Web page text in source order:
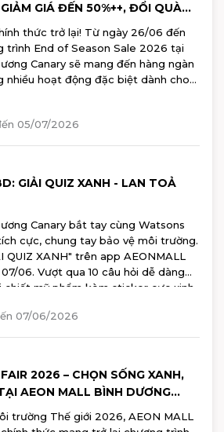
GIÁ ĐẾN 50%++, ĐỔI QUÀ
thức trở lại! Từ ngày 26/06 đến
trình End of Season Sale 2026 tại
Canary sẽ mang đến hàng ngàn
nhiều hoạt động đặc biệt dành cho
05/07/2026
GIẢI QUIZ XANH - LAN TOẢ
Canary bắt tay cùng Watsons
cực, chung tay bảo vệ môi trường.
QUIZ XANH" trên app AEONMALL
06. Vượt qua 10 câu hỏi dễ dàng
chiết mỹ phẩm kèm sticker cực xinh
07/06/2026
2026 – CHỌN SỐNG XANH,
AEON MALL BÌNH DƯƠNG
trường Thế giới 2026, AEON MALL